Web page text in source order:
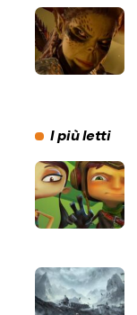
I più letti